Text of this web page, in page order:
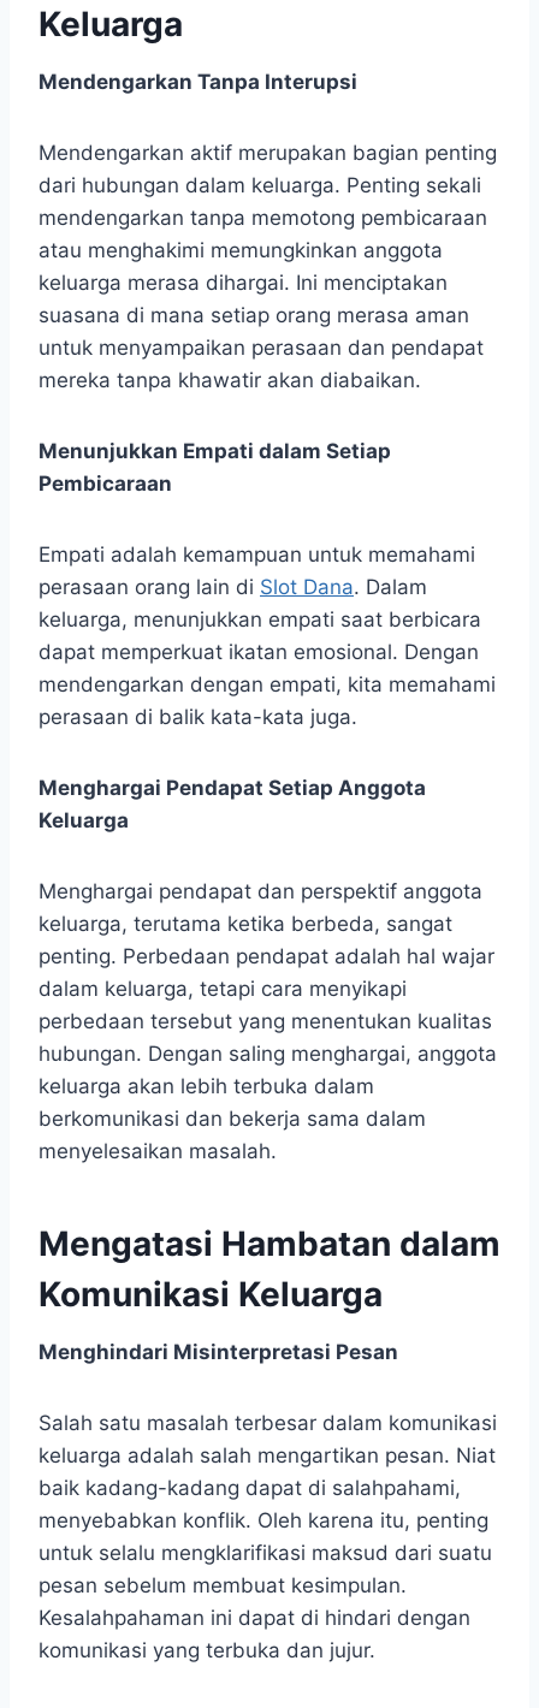
Keluarga
Mendengarkan Tanpa Interupsi
Mendengarkan aktif merupakan bagian penting
dari hubungan dalam keluarga. Penting sekali
mendengarkan tanpa memotong pembicaraan
atau menghakimi memungkinkan anggota
keluarga merasa dihargai. Ini menciptakan
suasana di mana setiap orang merasa aman
untuk menyampaikan perasaan dan pendapat
mereka tanpa khawatir akan diabaikan.
Menunjukkan Empati dalam Setiap
Pembicaraan
Empati adalah kemampuan untuk memahami
perasaan orang lain di Slot Dana. Dalam
keluarga, menunjukkan empati saat berbicara
dapat memperkuat ikatan emosional. Dengan
mendengarkan dengan empati, kita memahami
perasaan di balik kata-kata juga.
Menghargai Pendapat Setiap Anggota
Keluarga
Menghargai pendapat dan perspektif anggota
keluarga, terutama ketika berbeda, sangat
penting. Perbedaan pendapat adalah hal wajar
dalam keluarga, tetapi cara menyikapi
perbedaan tersebut yang menentukan kualitas
hubungan. Dengan saling menghargai, anggota
keluarga akan lebih terbuka dalam
berkomunikasi dan bekerja sama dalam
menyelesaikan masalah.
Mengatasi Hambatan dalam
Komunikasi Keluarga
Menghindari Misinterpretasi Pesan
Salah satu masalah terbesar dalam komunikasi
keluarga adalah salah mengartikan pesan. Niat
baik kadang-kadang dapat di salahpahami,
menyebabkan konflik. Oleh karena itu, penting
untuk selalu mengklarifikasi maksud dari suatu
pesan sebelum membuat kesimpulan.
Kesalahpahaman ini dapat di hindari dengan
komunikasi yang terbuka dan jujur.